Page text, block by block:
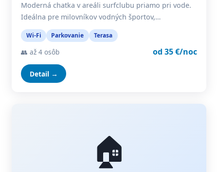
Moderná chatka v areáli surfclubu priamo pri vode.
Ideálna pre milovníkov vodných športov,…
Wi-Fi Parkovanie Terasa
👥 až 4 osôb od 35 €/noc
Detail →
🏠